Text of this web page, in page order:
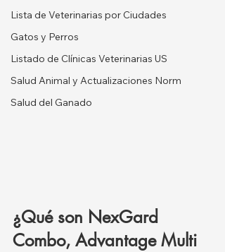
Lista de Veterinarias por Ciudades
Gatos y Perros
Listado de Clínicas Veterinarias US
Salud Animal y Actualizaciones Norm
Salud del Ganado
¿Qué son NexGard
Combo, Advantage Multi